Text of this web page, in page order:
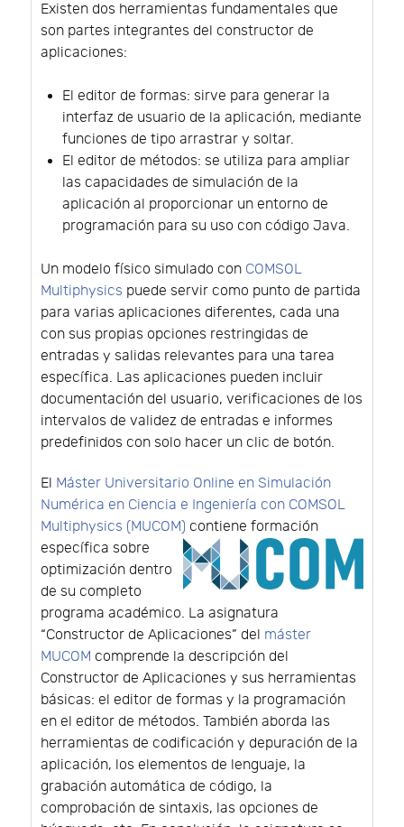
Existen dos herramientas fundamentales que
son partes integrantes del constructor de
aplicaciones:
El editor de formas: sirve para generar la
interfaz de usuario de la aplicación, mediante
funciones de tipo arrastrar y soltar.
El editor de métodos: se utiliza para ampliar
las capacidades de simulación de la
aplicación al proporcionar un entorno de
programación para su uso con código Java.
Un modelo físico simulado con COMSOL
Multiphysics puede servir como punto de partida
para varias aplicaciones diferentes, cada una
con sus propias opciones restringidas de
entradas y salidas relevantes para una tarea
específica. Las aplicaciones pueden incluir
documentación del usuario, verificaciones de los
intervalos de validez de entradas e informes
predefinidos con solo hacer un clic de botón.
El Máster Universitario Online en Simulación
Numérica en Ciencia e Ingeniería con COMSOL
Multiphysics (MUCOM) contiene formación
específica sobre
optimización dentro
de su completo
programa académico. La asignatura
“Constructor de Aplicaciones” del máster
MUCOM comprende la descripción del
Constructor de Aplicaciones y sus herramientas
básicas: el editor de formas y la programación
en el editor de métodos. También aborda las
herramientas de codificación y depuración de la
aplicación, los elementos de lenguaje, la
grabación automática de código, la
comprobación de sintaxis, las opciones de